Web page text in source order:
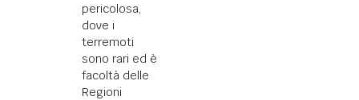
pericolosa,
dove i
terremoti
sono rari ed è
facoltà delle
Regioni